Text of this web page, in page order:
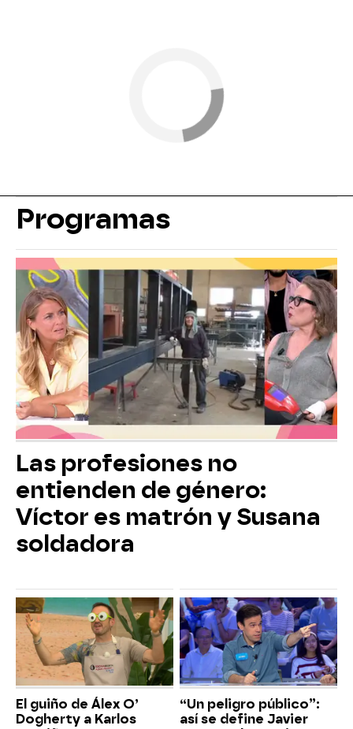
Programas
Las profesiones no
entienden de género:
Víctor es matrón y Susana
soldadora
El guiño de Álex O’
Dogherty a Karlos
“Un peligro público”:
así se define Javier